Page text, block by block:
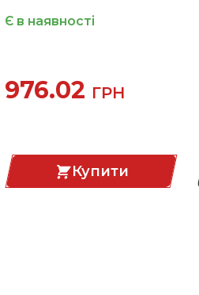
Є в наявності
976.02 ГРН
Купити